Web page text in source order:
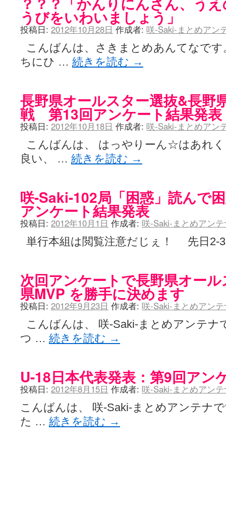
うびをいわいましょう」
投稿日: 2012年10月28日 作成者: 咲-Saki-まとめアン
こんばんは、さきまとめあんてなで
ちにひ … 続きを読む →
長野県オールスター選抜&長野
戦 第13回アンケート結果発表
投稿日: 2012年10月18日 作成者: 咲-Saki-まとめアン
こんばんは、 はっやりーん☆はあれ
良い、 … 続きを読む →
咲-Saki-102局「困惑」読んで
アンケート結果発表
投稿日: 2012年10月1日 作成者: 咲-Saki-まとめアン
単行本組は閲覧注意だじぇ！ 先日
次回アンケートで長野県オー
県MVP を勝手に決めます
投稿日: 2012年9月23日 作成者: 咲-Saki-まとめアン
こんばんは、 咲-Saki-まとめアンテナ
つ … 続きを読む →
U-18日本代表発表：第9回アン
投稿日: 2012年8月15日 作成者: 咲-Saki-まとめアン
こんばんは、 咲-Saki-まとめアンテナ
た … 続きを読む →